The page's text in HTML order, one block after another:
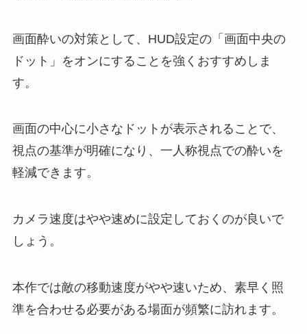
画面酔いの対策として、HUD設定の「画面中央の
ドット」をオンにすることを強くおすすめしま
す。
画面の中心に小さなドットが表示されることで、
視点の基準が明確になり、一人称視点での酔いを
軽減できます。
カメラ速度はやや速めに設定しておくのが良いで
しょう。
本作では敵の移動速度がやや速いため、素早く照
準を合わせる必要がある場面が頻繁に訪れます。